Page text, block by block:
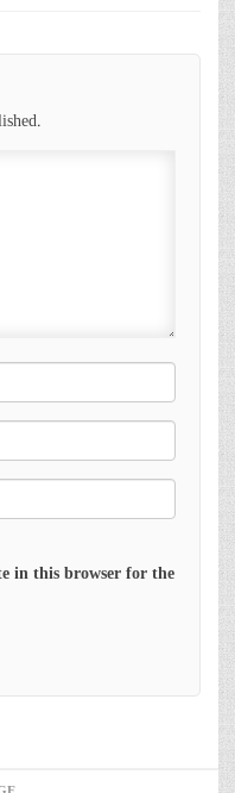
in this browser for the